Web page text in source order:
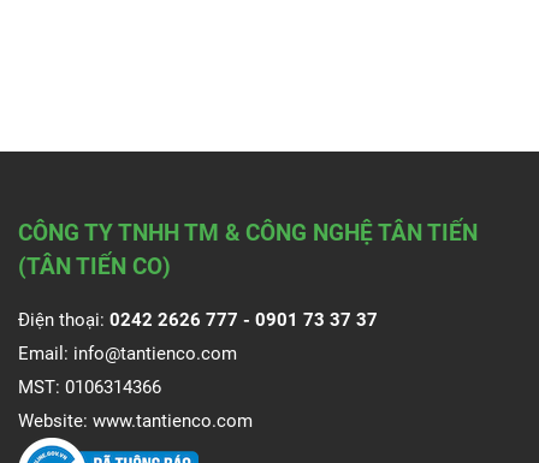
CÔNG TY TNHH TM & CÔNG NGHỆ TÂN TIẾN
(TÂN TIẾN CO)
Điện thoại: 0242 2626 777 - 0901 73 37 37
Email: info@tantienco.com
MST: 0106314366
Website: www.tantienco.com